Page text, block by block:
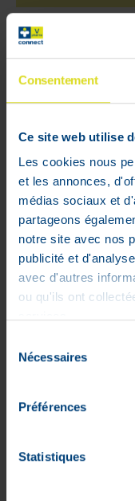
Consentement
Ce site web utilise
Les cookies nous
et les annonces,
médias sociaux et
partageons
notre site avec nos
publicité et
avec d'autres
ou qu'ils ont
Nécessaires
Préférences
Statistiques
Conditions